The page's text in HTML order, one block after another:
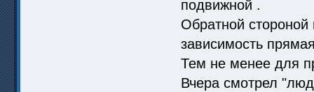
подвижной .
Обратной стороной
зависимость
Тем не менее для
Вчера смотрел